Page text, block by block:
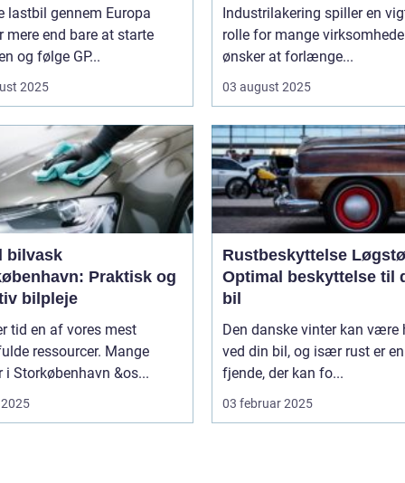
lastbil gennem Europa
mere end bare at starte
og følge GP...
2025
Industrilakering spiller en
rolle for mange
ønsker at forlænge...
03 august 2025
bilvask
Praktisk og
bilpleje
tid en af vores mest
ressourcer. Mange
i Storkøbenhavn &os...
Rustbeskyttelse
Optimal beskyttelse til
bil
Den danske vinter kan være
ved din bil, og især rust er en
fjende, der kan fo...
03 februar 2025